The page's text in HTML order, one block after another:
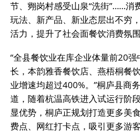
节、翙岗村感受山泉“洗街”……消
玩法、新产品、新业态层出不穷
活力，提升了社会面餐饮消费氛围
“全县餐饮业在库企业体量前20
长，本韵雅香餐饮店、燕梧桐餐
业增速均超过400%。”桐庐县商
道，随着杭温高铁进入试运行阶
显优势，桐庐正规划打造更多美
费点、网红打卡点，吸引更多游